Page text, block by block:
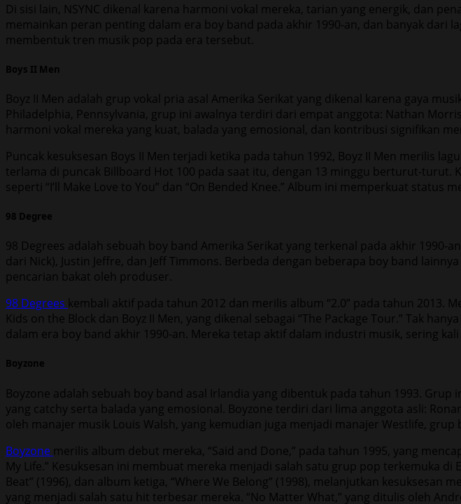
Di sisi lain, NSYNC dikenal karena harmoni vokal mereka, tarian yang energik, dan
memainkan peran penting dalam era boy band pada akhir 1990-an, dan banyak dari
membentuk tren musik pop pada era tersebut.
Boys II Men
Boyz II Men adalah grup vokal pria asal Amerika Serikat yang dikenal karena gaya
Philadelphia, Pennsylvania, grup ini awalnya terdiri dari empat anggota: Nathan
harmoni vokal mereka yang kuat, balada yang emosional, dan kontribusi signifikan
Puncak kesuksesan Boys II Men terjadi ketika pada tahun 1992, Boyz II Men merilis
terlama di puncak Billboard Hot 100 pada saat itu, dengan 13 minggu berturut-turut.
seperti “I’ll Make Love to You” dan “On Bended Knee.” Album ini memperkuat status
98 Degree
98 Degrees adalah sebuah boy band Amerika Serikat yang terkenal pada akhir
dari Nick), Justin Jeffre, dan Jeff Timmons. Berbeda dengan beberapa boy band
pencarian bakat oleh produser.
98 Degrees kembali aktif pada tahun 2012 dan merilis album “2.0” pada tahun
Kids on the Block dan Boyz II Men, yang dikenal sebagai “The Package Tour.” Tak
dalam era boy band akhir 1990-an. Mereka tetap aktif dalam industri musik, sering
Boyzone
Boyzone adalah sebuah boy band asal Irlandia yang dibentuk pada tahun 1993.
yang catchy serta balada yang emosional. Boyzone terdiri dari lima anggota asli:
oleh manajer musik Louis Walsh, yang kemudian juga menjadi manajer Westlife, grup
Boyzone merilis album debut mereka, “Said and Done,” pada tahun 1995, yang
My Life.” Kesuksesan ini membuat mereka menjadi salah satu grup pop terkemuka
Beat” (1996), dan album ketiga, “Where We Belong” (1998), melanjutkan kesuksesan
yang menjadi salah satu hit terbesar mereka. “No Matter What,” yang ditulis oleh